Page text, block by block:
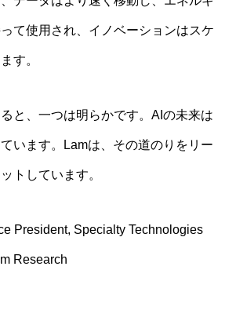
て使用され、イノベーションはスケ
す。
と、一つは明らかです。AIの未来は
います。Lamは、その道のりをリー
トしています。
President, Specialty Technologies
Research